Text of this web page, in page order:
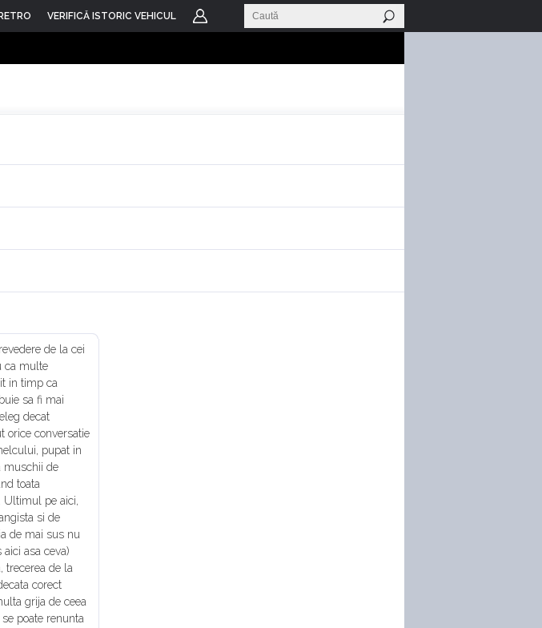
RETRO VERIFICĂ ISTORIC VEHICUL
de la cei
ca multe
in timp ca
sa fi mai
decat
orice conversatie
pupat in
muschii de
toata
Ultimul pe aici,
si de
de mai sus nu
asa ceva)
trecerea de la
corect
grija de ceea
poate renunta